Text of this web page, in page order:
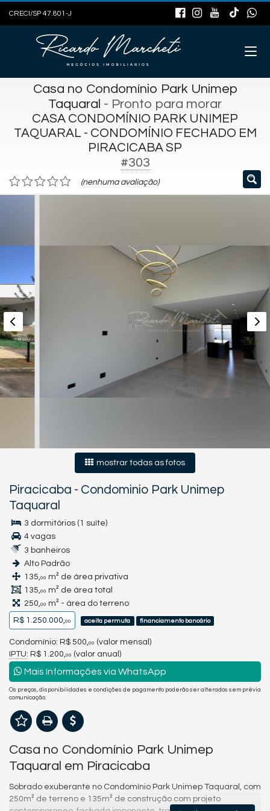
CRECI/SP 47.801-J
Casa no Condomínio Park Unimep
Taquaral - Pronto para morar
CASA CONDOMÍNIO PARK UNIMEP
TAQUARAL - CONDOMÍNIO FECHADO EM
PIRACICABA SP
#303
(nenhuma avaliação)
mostrar todas as fotos
Piracicaba - Condominio Park Unimep
Taquaral
3 dormitórios (1 suíte)
4 vagas
3 banheiros
Alto Padrão
135,00 m² de área privativa
135,00 m² de área total
250,00 m² - área do terreno
R$ 1.250.000,00 aceita permuta financiamento bancário
Condomínio: R$ 500, 00 (valor mensal)
IPTU: R$ 1.200, 00 (valor anual)
Mais Informações via WhatsApp
Os preços, disponibilidades e condições de pagamento poderão ser alterados sem prévia
comunicação.
Casa no Condomínio Park Unimep
Taquaral em Piracicaba
Sobrado exuberante no Condomínio Park Unimep Taquaral, com
250m² de terreno e 135m² de construção com projeto